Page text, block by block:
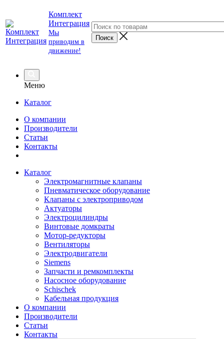
Комплект
Интеграция
Мы
приводим в
движение!
Меню
Каталог
О компании
Производители
Статьи
Контакты
Каталог
Электромагнитные клапаны
Пневматическое оборудование
Клапаны с электроприводом
Актуаторы
Электроцилиндры
Винтовые домкраты
Мотор-редукторы
Вентиляторы
Электродвигатели
Siemens
Запчасти и ремкомплекты
Насосное оборудование
Schischek
Кабельная продукция
О компании
Производители
Статьи
Контакты